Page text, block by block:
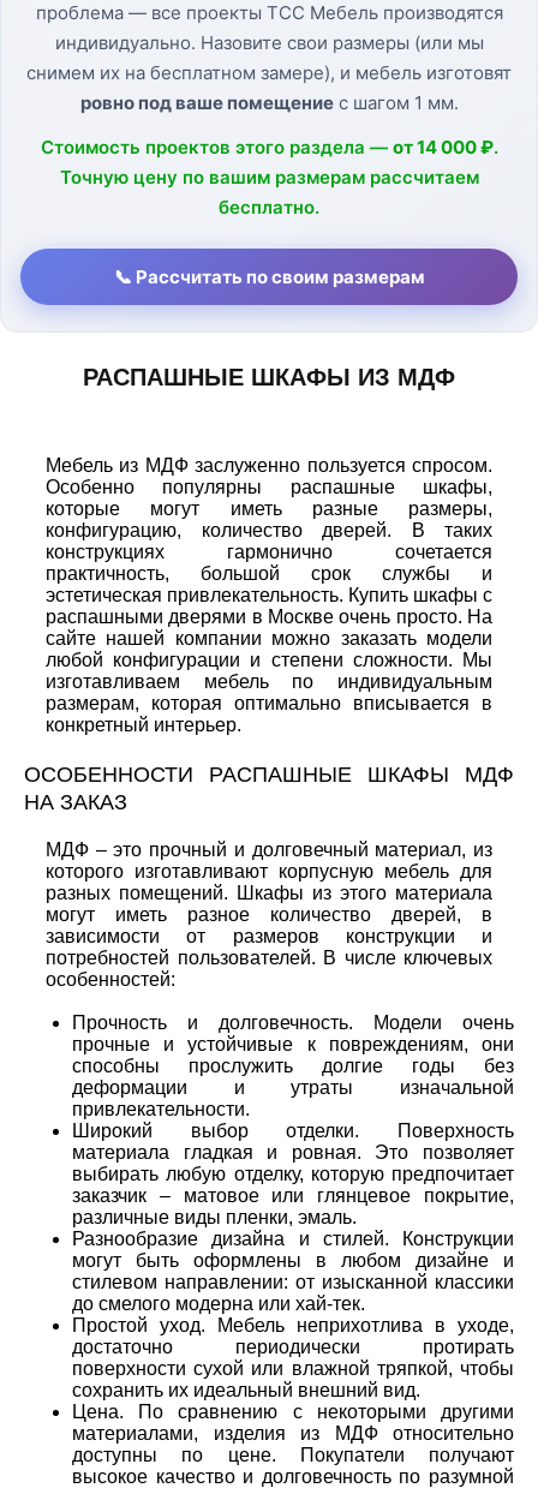
проблема — все проекты ТСС Мебель производятся
индивидуально. Назовите свои размеры (или мы
снимем их на бесплатном замере), и мебель изготовят
ровно под ваше помещениес шагом 1 мм.
Стоимость проектов этого раздела — от 14 000 ₽.
Точную цену по вашим размерам рассчитаем
бесплатно.
📞 Рассчитать по своим размерам
РАСПАШНЫЕ ШКАФЫ ИЗ МДФ
Мебель из МДФ заслуженно пользуется спросом.
Особенно популярны распашные шкафы,
которые могут иметь разные размеры,
конфигурацию, количество дверей. В таких
конструкциях гармонично сочетается
практичность, большой срок службы и
эстетическая привлекательность. Купить шкафы с
распашными дверями в Москве очень просто. На
сайте нашей компании можно заказать модели
любой конфигурации и степени сложности. Мы
изготавливаем мебель по индивидуальным
размерам, которая оптимально вписывается в
конкретный интерьер.
ОСОБЕННОСТИ РАСПАШНЫЕ ШКАФЫ МДФ
НА ЗАКАЗ
МДФ – это прочный и долговечный материал, из
которого изготавливают корпусную мебель для
разных помещений. Шкафы из этого материала
могут иметь разное количество дверей, в
зависимости от размеров конструкции и
потребностей пользователей. В числе ключевых
особенностей:
Прочность и долговечность. Модели очень
прочные и устойчивые к повреждениям, они
способны прослужить долгие годы без
деформации и утраты изначальной
привлекательности.
Широкий выбор отделки. Поверхность
материала гладкая и ровная. Это позволяет
выбирать любую отделку, которую предпочитает
заказчик – матовое или глянцевое покрытие,
различные виды пленки, эмаль.
Разнообразие дизайна и стилей. Конструкции
могут быть оформлены в любом дизайне и
стилевом направлении: от изысканной классики
до смелого модерна или хай-тек.
Простой уход. Мебель неприхотлива в уходе,
достаточно периодически протирать
поверхности сухой или влажной тряпкой, чтобы
сохранить их идеальный внешний вид.
Цена. По сравнению с некоторыми другими
материалами, изделия из МДФ относительно
доступны по цене. Покупатели получают
высокое качество и долговечность по разумной